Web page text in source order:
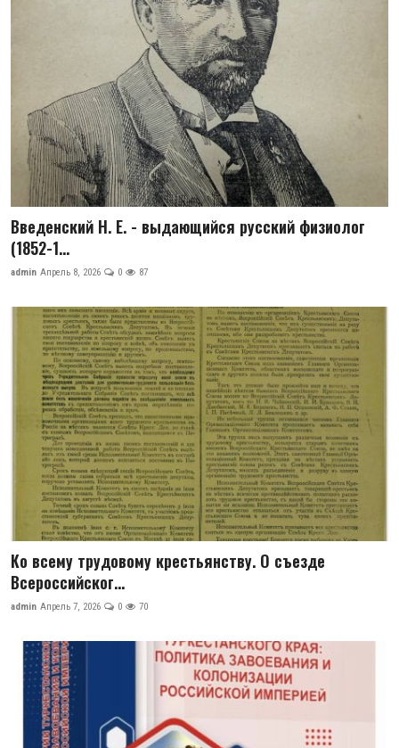
Введенский Н. Е. - выдающийся русский физиолог
(1852-1...
admin Апрель 8, 2026 0 87
Ко всему трудовому крестьянству. О съезде
Всероссийског...
admin Апрель 7, 2026 0 70